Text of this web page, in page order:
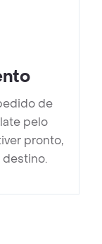
de
pelo
pronto,
destino.